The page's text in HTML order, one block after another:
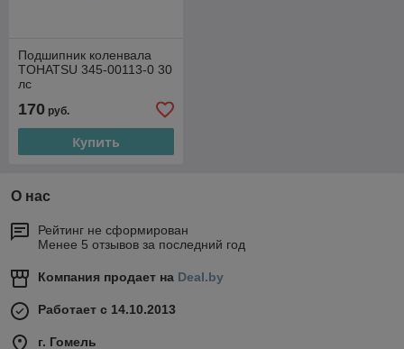
Подшипник коленвала
TOHATSU 345-00113-0 30
лс
170 руб.
Купить
О нас
Рейтинг не сформирован
Менее 5 отзывов за последний год
Компания продает на Deal.by
Работает с 14.10.2013
г. Гомель